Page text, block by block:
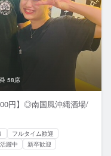
58席
円】◎南国風沖縄酒場/
フルタイム歓迎
躍中 新卒歓迎